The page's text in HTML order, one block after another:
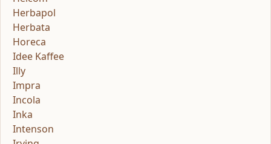
Herbapol
Herbata
Horeca
Idee Kaffee
Illy
Impra
Incola
Inka
Intenson